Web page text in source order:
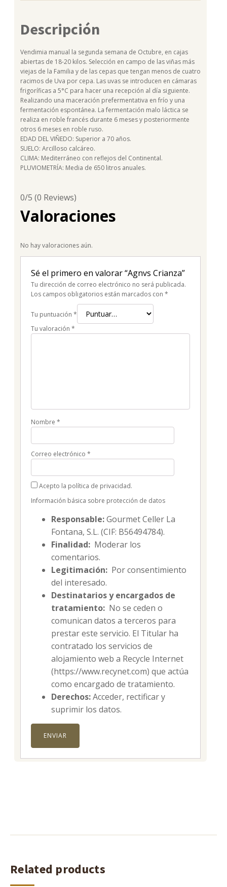
Descripción
Vendimia manual la segunda semana de Octubre, en cajas
abiertas de 18-20 kilos. Selección en campo de las viñas más
viejas de la Familia y de las cepas que tengan menos de cuatro
racimos de Uva por cepa. Las uvas se introducen en cámaras
frigoríficas a 5°C para hacer una recepción al día siguiente.
Realizando una maceración prefermentativa en frío y una
fermentación espontánea. La fermentación malo láctica se
realiza en roble francés durante 6 meses y posteriormente
otros 6 meses en roble ruso.
EDAD DEL VIÑEDO: Superior a 70 años.
SUELO: Arcilloso calcáreo.
CLIMA: Mediterráneo con reflejos del Continental.
PLUVIOMETRÍA: Media de 650 litros anuales.
0/5 (0 Reviews)
Valoraciones
No hay valoraciones aún.
Sé el primero en valorar “Agnvs Crianza”
Tu dirección de correo electrónico no será publicada.
Los campos obligatorios están marcados con *
Tu puntuación *
Tu valoración *
Nombre *
Correo electrónico *
Acepto la política de privacidad.
Información básica sobre protección de datos
Responsable:Gourmet Celler La
Fontana, S.L. (CIF: B56494784).
Finalidad: Moderar los
comentarios.
Legitimación: Por consentimiento
del interesado.
Destinatarios y encargados de
tratamiento: No se ceden o
comunican datos a terceros para
prestar este servicio. El Titular ha
contratado los servicios de
alojamiento web a Recycle Internet
(https://www.recynet.com) que actúa
como encargado de tratamiento.
Derechos:Acceder, rectificar y
suprimir los datos.
Related products